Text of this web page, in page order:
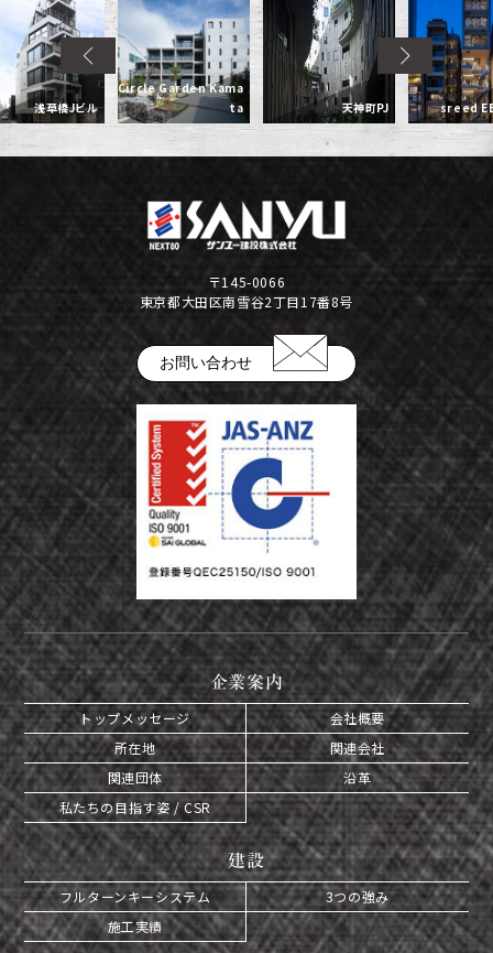
浅草橋Jビル
Circle Garden Kama
ta
天神町PJ sreed
〒145-0066
東京都大田区南雪谷2丁目17番8号
お問い合わせ
企業案内
トップメッセージ
会社概要
所在地
関連会社
関連団体
沿革
私たちの目指す姿 / CSR
建設
フルターンキーシステム
3つの強み
施工実績